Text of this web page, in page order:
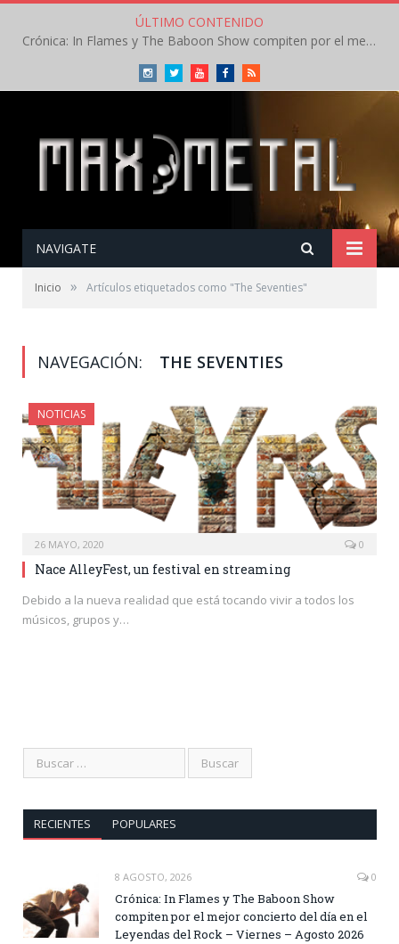
ÚLTIMO CONTENIDO
Crónica: In Flames y The Baboon Show compiten por el mejor concierto del día en el Leyendas del Rock – Viernes – Agosto 2026
InstagramTwitterYoutubeFacebookRSS
NAVIGATE
Inicio » Artículos etiquetados como "The Seventies"
NAVEGACIÓN: THE SEVENTIES
NOTICIAS
26 MAYO, 2020 0
Nace AlleyFest, un festival en streaming
Debido a la nueva realidad que está tocando vivir a todos los
músicos, grupos y…
RECIENTES POPULARES
8 AGOSTO, 2026 0
Crónica: In Flames y The Baboon Show
compiten por el mejor concierto del día en el
Leyendas del Rock – Viernes – Agosto 2026